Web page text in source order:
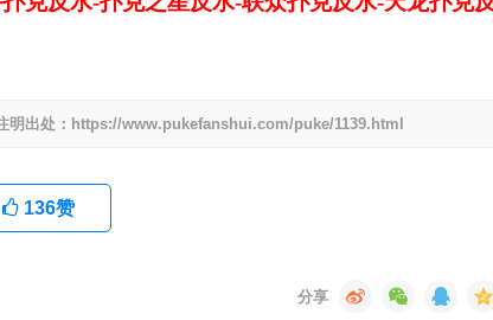
明出处：https://www.pukefanshui.com/puke/1139.html
136赞